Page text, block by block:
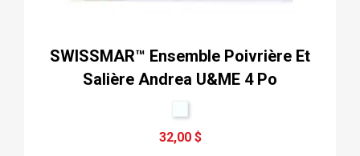
SWISSMAR™ Ensemble Poivrière Et
Salière Andrea U&ME 4 Po
32,00 $